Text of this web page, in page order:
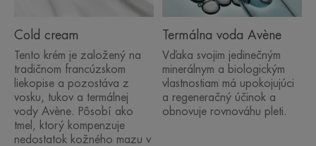
Plne recyklovateľný obal**
Cold cream
Tento krém je založený na
tradičnom francúzskom
liekopise a pozostáva z
vosku, tukov a termálnej
vody Avène. Pôsobí ako
tmel, ktorý kompenzuje
nedostatok kožného mazu v
Termálna voda Avène
Vďaka svojim jedinečným
minerálnym a biologickým
vlastnostiam má upokojujúci
a regeneračný účinok a
obnovuje rovnováhu pleti.